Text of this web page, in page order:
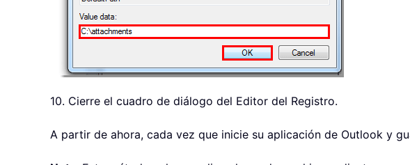
10. Cierre el cuadro de diálogo del Editor del Registro.
A partir de ahora, cada vez que inicie su aplicación de Outlook y